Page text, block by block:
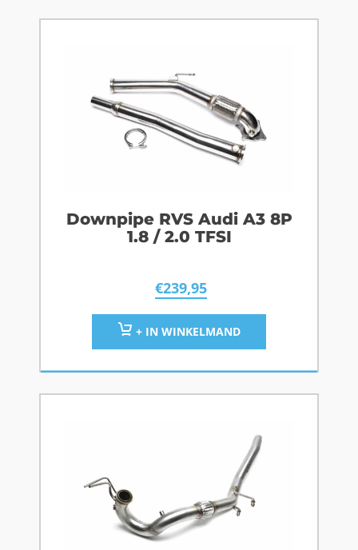
Downpipe RVS Audi A3 8P
1.8 / 2.0 TFSI
€239,95
+ IN WINKELMAND